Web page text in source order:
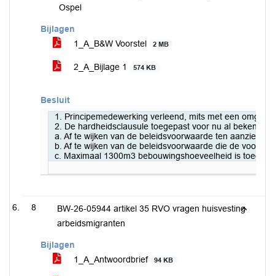
Ospel
Bijlagen
1_A_B&W Voorstel
2 MB
2_A_Bijlage 1 574 KB
Besluit
1. Principemedewerking verleend, mits met een
2. De hardheidsclausule toegepast voor nu al bekend
a. Af te wijken van de beleidsvoorwaarde ten aanzien
b. Af te wijken van de beleidsvoorwaarde die de
c. Maximaal 1300m3 bebouwingshoeveelheid is
8
BW-26-05944 artikel 35 RVO vragen huisvesting
arbeidsmigranten
Bijlagen
1_A_Antwoordbrief
94 KB